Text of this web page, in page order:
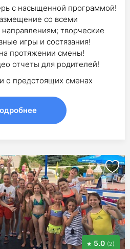
с насыщенной программой!
со всеми
творческие
игры и состязания!
протяжении смены!
отчеты для родителей!
о предстоящих сменах
5.0 (2)